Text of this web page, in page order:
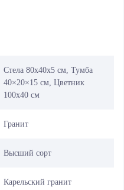
Стела 80х40х5 см, Тумба
40×20×15 см, Цветник
100х40 см
Гранит
Высший сорт
Карельский гранит